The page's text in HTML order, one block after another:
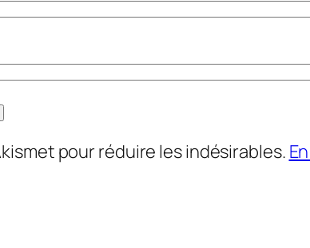
pour réduire les indésirables.